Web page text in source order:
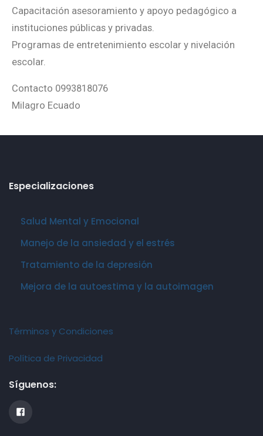
Capacitación asesoramiento y apoyo pedagógico a
instituciones públicas y privadas.
Programas de entretenimiento escolar y nivelación
escolar.
Contacto 0993818076
Milagro Ecuado
Especializaciones
Salud Mental y Emocional
Manejo de la ansiedad y el estrés
Tratamiento de la depresión
Mejora de la autoestima y la autoimagen
Términos y Condiciones
Política de Privacidad
Síguenos: